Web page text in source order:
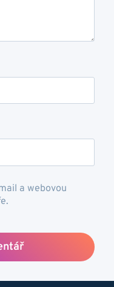
a webovou